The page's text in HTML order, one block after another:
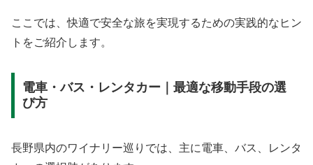
ここでは、快適で安全な旅を実現するための実践的なヒン
トをご紹介します。
電車・バス・レンタカー｜最適な移動手段の選
び方
長野県内のワイナリー巡りでは、主に電車、バス、レンタ